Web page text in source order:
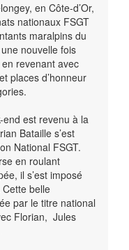
en Côte-d’Or,
nationaux FSGT
maralpins du
nouvelle fois
revenant avec
places d’honneur
end est revenu à la
Bataille s’est
National FSGT.
en roulant
il s’est imposé
belle
par le titre national
Florian, Jules